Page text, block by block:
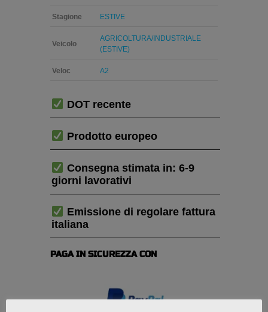
Stagione ESTIVE
Veicolo
AGRICOLTURA/INDUSTRIALE
(ESTIVE)
Veloc A2
DOT recente
Prodotto europeo
Consegna stimata in: 6-9
giorni lavorativi
Emissione di regolare fattura
italiana
PAGA IN SICUREZZA CON